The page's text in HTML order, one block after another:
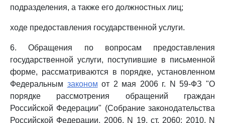
подразделения, а также его должностных лиц;
ходе предоставления государственной услуги.
6. Обращения по вопросам предоставления
государственной услуги, поступившие в письменной
форме, рассматриваются в порядке, установленном
Федеральным законом от 2 мая 2006 г. N 59-ФЗ "О
порядке рассмотрения обращений граждан
Российской Федерации" (Собрание законодательства
Российской Федерации, 2006, N 19, ст. 2060; 2010, N